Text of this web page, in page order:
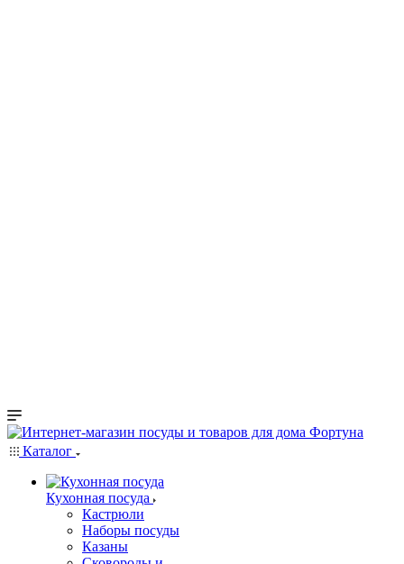
Каталог
Кухонная посуда
Кастрюли
Наборы посуды
Казаны